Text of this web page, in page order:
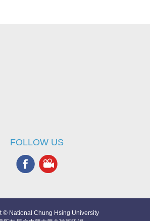
FOLLOW US
© National Chung Hsing University